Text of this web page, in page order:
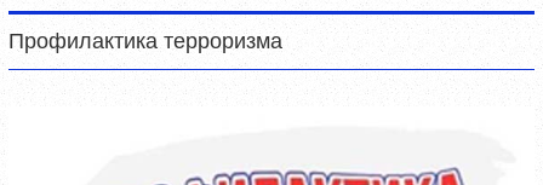
Профилактика терроризма